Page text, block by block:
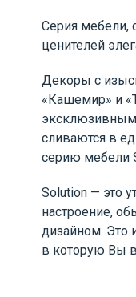
Серия мебели,
ценителей
Декоры с
«Кашемир» и
сливаются в
серию мебели
Solution — это
настроение,
дизайном. Это
в которую Вы